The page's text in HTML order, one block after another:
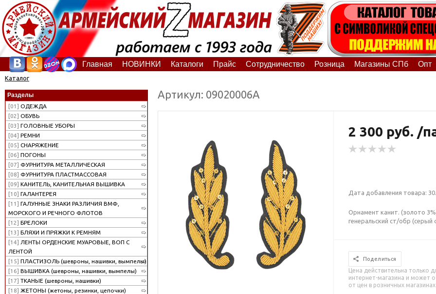
Главная НОВИНКИ Каталоги Прайс Сотрудничество Розница Магазины СПб Опт
Каталог
Разделы
[01] ОДЕЖДА
[02] ОБУВЬ
[03] ГОЛОВНЫЕ УБОРЫ
[04] РЕМНИ
[05] СНАРЯЖЕНИЕ
[06] ПОГОНЫ
[07] ФУРНИТУРА МЕТАЛЛИЧЕСКАЯ
[08] ФУРНИТУРА ПЛАСТМАССОВАЯ
[09] КАНИТЕЛЬ, КАНИТЕЛЬНАЯ ВЫШИВКА
[10] ГАЛАНТЕРЕЯ
[11] ГАЛУННЫЕ ЗНАКИ РАЗЛИЧИЯ ВМФ,
МОРСКОГО И РЕЧНОГО ФЛОТОВ
[12] БРЕЛОКИ
[13] БЛЯХИ И ПРЯЖКИ К РЕМНЯМ
[14] ЛЕНТЫ ОРДЕНСКИЕ МУАРОВЫЕ, ВОП С
ЛЕНТОЙ
[15] ПЛАСТИЗОЛЬ (шевроны, нашивки, вымпелы)
[16] ВЫШИВКА (шевроны, нашивки, вымпелы)
[17] ТКАНЫЕ (шевроны, нашивки)
[18] ЖЕТОНЫ (жетоны, резинки, цепочки)
Артикул: 09020006А
2 300 руб. /
Дата добавления товара:
Орнамент канит. (золото
генеральский ст/обр (серый
Поделиться
Цена действительна только
интернет-магазина и может
от цен в розничных магазинах